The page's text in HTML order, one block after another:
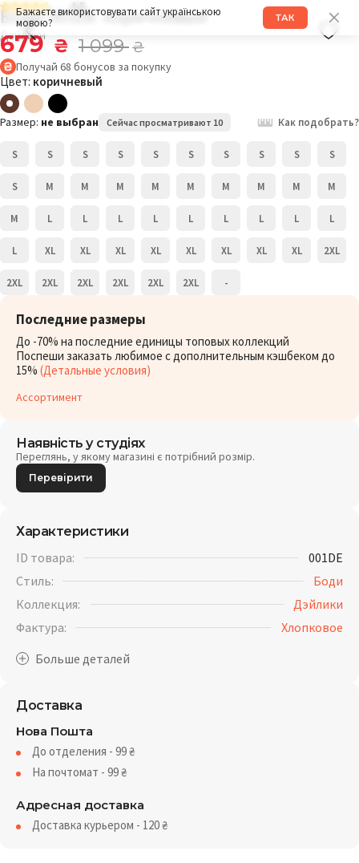
Бажаєте використовувати сайт українською
мовою?
ТАК
4.5
Боди 001DE коричневый
Дэйлики
679 ₴ 1 099₴
Получай 68 бонусов за покупку
Цвет: коричневый
Размер: не выбран Сейчас просматривают 10 Как подобрать?
S S S S S S S S S S
S M M M M M M M M M
M L L L L L L L L L
L XL XL XL XL XL XL XL XL 2XL
2XL 2XL 2XL 2XL 2XL 2XL -
Последние размеры
До -70% на последние единицы топовых коллекций
Поспеши заказать любимое с дополнительным кэшбеком до
15% (Детальные условия)
Ассортимент
Наявність у студіях
Переглянь, у якому магазині є потрібний розмір.
Перевірити
Характеристики
ID товара:
001DE
Стиль:
Боди
Коллекция:
Дэйлики
Фактура:
Хлопковое
Доставка
Нова Пошта
До отделения - 99₴
На почтомат - 99₴
Адресная доставка
Доставка курьером - 120₴